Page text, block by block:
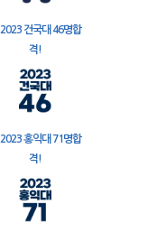
2023 건국대 46명합
격!
2023 홍익대 71명합
격!